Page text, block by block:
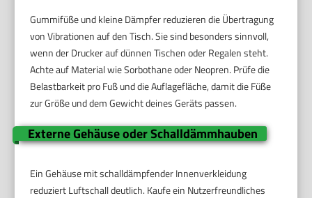
Gummifüße und kleine Dämpfer reduzieren die Übertragung
von Vibrationen auf den Tisch. Sie sind besonders sinnvoll,
wenn der Drucker auf dünnen Tischen oder Regalen steht.
Achte auf Material wie Sorbothane oder Neopren. Prüfe die
Belastbarkeit pro Fuß und die Auflagefläche, damit die Füße
zur Größe und dem Gewicht deines Geräts passen.
Externe Gehäuse oder Schalldämmhauben
Ein Gehäuse mit schalldämpfender Innenverkleidung
reduziert Luftschall deutlich. Kaufe ein Nutzerfreundliches